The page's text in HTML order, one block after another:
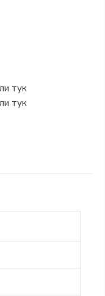
тук
тук
я в
детската стая
монтажни